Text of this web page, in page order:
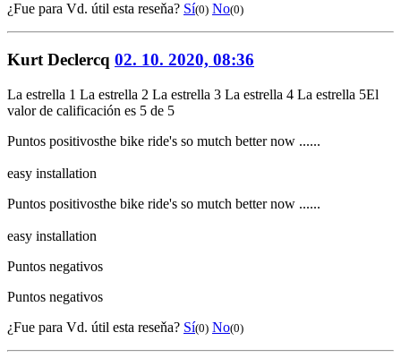
¿Fue para Vd. útil esta reseňa? Sí(0) No(0)
Kurt Declercq 02. 10. 2020, 08:36
La estrella 1 La estrella 2 La estrella 3 La estrella 4 La estrella 5El
valor de calificación es 5 de 5
Puntos positivosthe bike ride's so mutch better now ......
easy installation
Puntos positivosthe bike ride's so mutch better now ......
easy installation
Puntos negativos
Puntos negativos
¿Fue para Vd. útil esta reseňa? Sí(0) No(0)